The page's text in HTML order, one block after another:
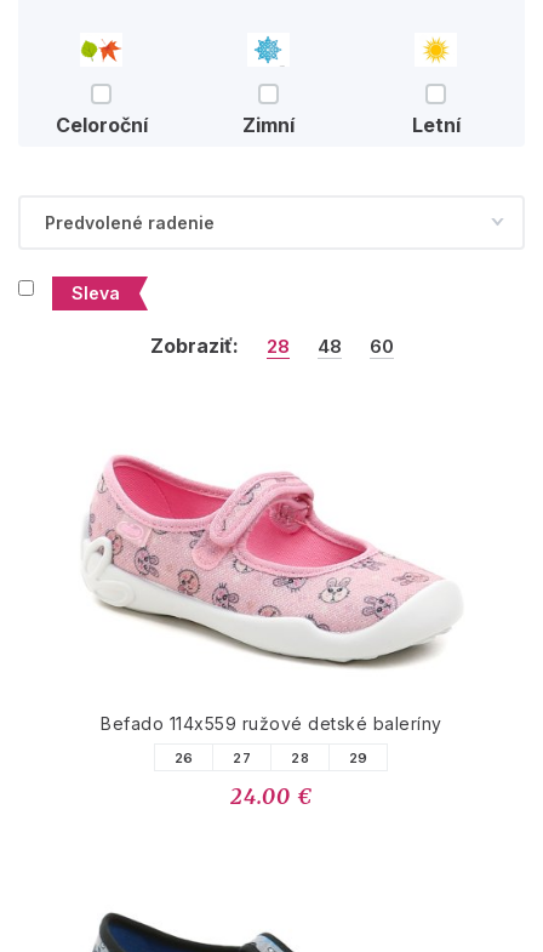
Celoroční Zimní Letní
Sleva
Zobraziť: 28 48 60
Befado 114x559 ružové detské baleríny
26 27 28 29
24.00 €